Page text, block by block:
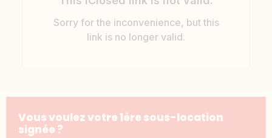
Vous voulez votre 1ère sous-location
signée ?